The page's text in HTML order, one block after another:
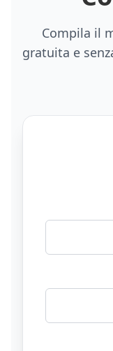
Compila il
gratuita e